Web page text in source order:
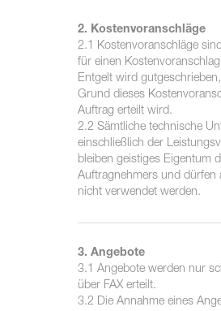
2. Kostenvoranschläge
2.1 Kostenvoranschläge
für einen
Entgelt wird
Grund dieses
Auftrag erteilt wird.
2.2 Sämtliche technische
einschließlich der
bleiben geistiges Eigentum
Auftragnehmers und dürfen
nicht verwendet werden.
3. Angebote
3.1 Angebote werden nur
über FAX erteilt.
3.2 Die Annahme eines